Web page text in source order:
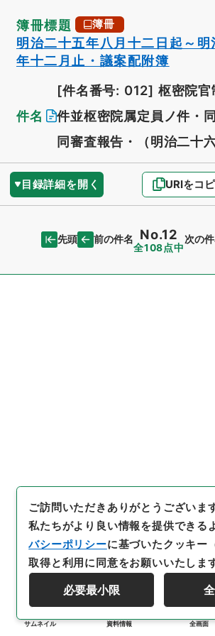
簿冊標題 簿冊
明治二十五年八月十二日起～明
年十二月止・議案配附簿
件名
[件名番号: 012] 枢密院官
件並枢密院属定員ノ件・同
同審査報告・（明治二十六
目録詳細を開く URIをコ
先頭 前の件名 No.12
全108点中
次の
サムネイル 資料情報 全画面
ご訪問いただきありがとうございま
私たちがより良い情報を提供できる
バシーポリシーに基づいたクッキー
取得と利用に同意をお願いいたしま
必要最小限